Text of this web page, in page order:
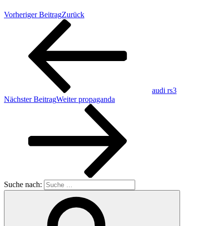
Vorheriger BeitragZurück
audi rs3
Nächster BeitragWeiter propaganda
Suche nach: